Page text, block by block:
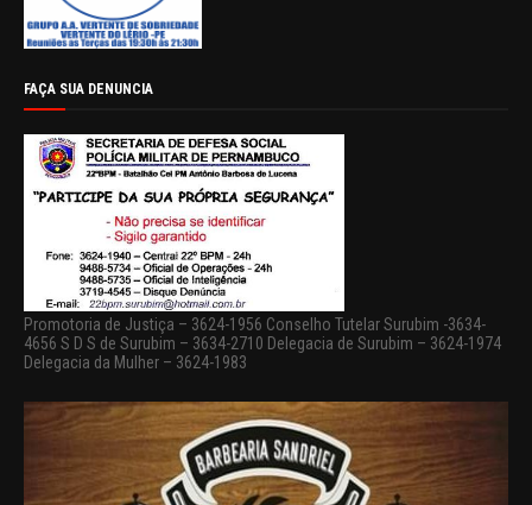
FAÇA SUA DENUNCIA
Promotoria de Justiça – 3624-1956 Conselho Tutelar Surubim -3634-
4656 S D S de Surubim – 3634-2710 Delegacia de Surubim – 3624-1974
Delegacia da Mulher – 3624-1983